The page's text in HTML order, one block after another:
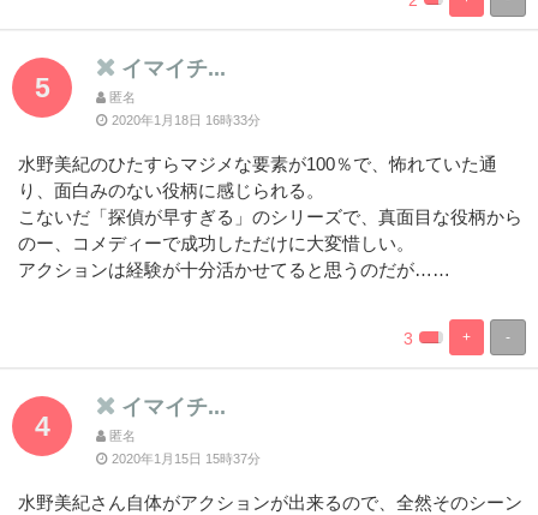
%
Complete
100%
Complete
5
イマイチ...
匿名
2020年1月18日 16時33分
水野美紀のひたすらマジメな要素が100％で、怖れていた通
り、面白みのない役柄に感じられる。
こないだ「探偵が早すぎる」のシリーズで、真面目な役柄から
のー、コメディーで成功しただけに大変惜しい。
アクションは経験が十分活かせてると思うのだが……
-
+
%
Complete
100%
Complete
3
4
イマイチ...
匿名
2020年1月15日 15時37分
水野美紀さん自体がアクションが出来るので、全然そのシーン